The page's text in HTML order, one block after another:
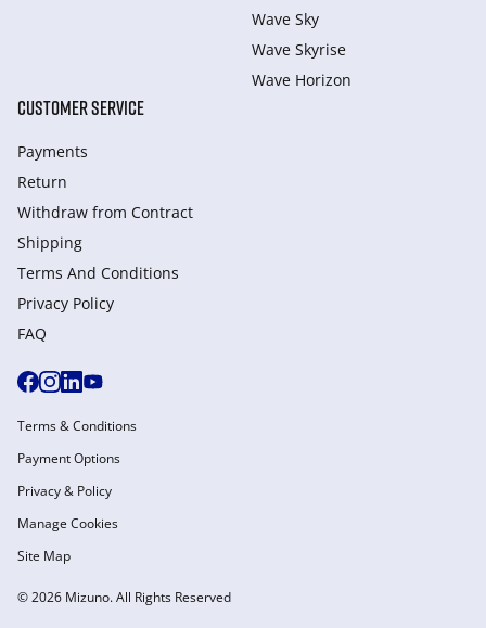
Wave Sky
Wave Skyrise
Wave Horizon
CUSTOMER SERVICE
Payments
Return
Withdraw from Сontract
Shipping
Terms And Conditions
Privacy Policy
FAQ
© 2026 Mizuno. All Rights Reserved
Terms & Conditions
Payment Options
Privacy & Policy
Manage Cookies
Site Map